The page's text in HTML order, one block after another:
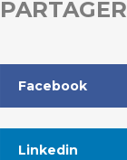
PARTAGER
Facebook
Linkedin